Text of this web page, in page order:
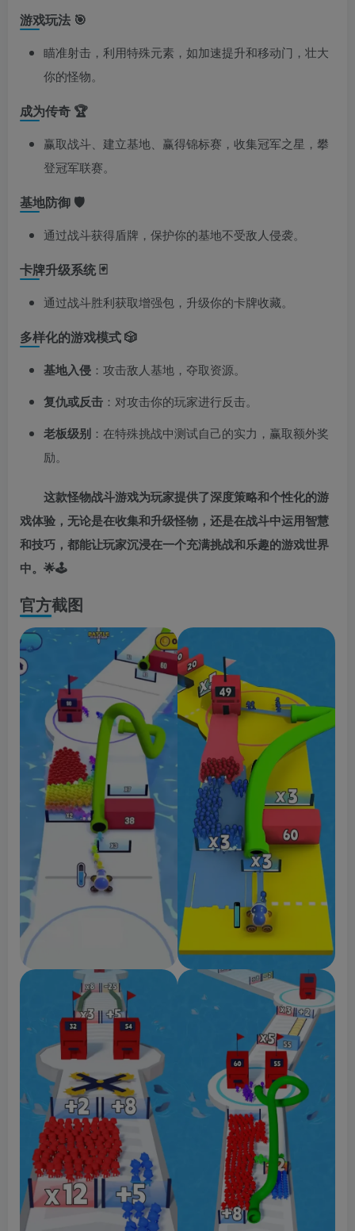
游戏玩法 🎯
瞄准射击，利用特殊元素，如加速提升和移动门，壮大
你的怪物。
成为传奇 🏆
赢取战斗、建立基地、赢得锦标赛，收集冠军之星，攀
登冠军联赛。
基地防御 🛡️
通过战斗获得盾牌，保护你的基地不受敌人侵袭。
卡牌升级系统 🃏
通过战斗胜利获取增强包，升级你的卡牌收藏。
多样化的游戏模式 🎲
基地入侵 ：攻击敌人基地，夺取资源。
复仇或反击 ：对攻击你的玩家进行反击。
老板级别 ：在特殊挑战中测试自己的实力，赢取额外奖
励。
这款怪物战斗游戏为玩家提供了深度策略和个性化的游
戏体验，无论是在收集和升级怪物，还是在战斗中运用智慧
和技巧，都能让玩家沉浸在一个充满挑战和乐趣的游戏世界
中。🌟🕹️
官方截图